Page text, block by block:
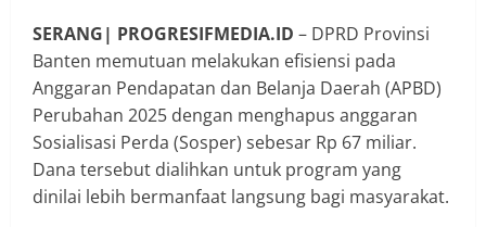
SERANG| PROGRESIFMEDIA.ID – DPRD Provinsi
Banten memutuan melakukan efisiensi pada
Anggaran Pendapatan dan Belanja Daerah (APBD)
Perubahan 2025 dengan menghapus anggaran
Sosialisasi Perda (Sosper) sebesar Rp 67 miliar.
Dana tersebut dialihkan untuk program yang
dinilai lebih bermanfaat langsung bagi masyarakat.